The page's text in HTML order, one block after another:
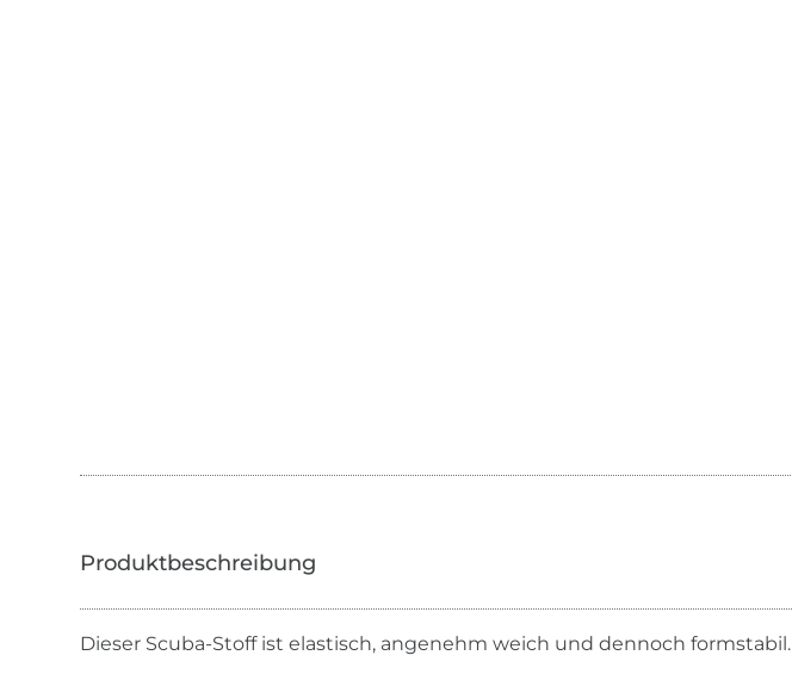
Dieser Scuba-Stoff ist elastisch, angenehm weich und dennoch formstabil.